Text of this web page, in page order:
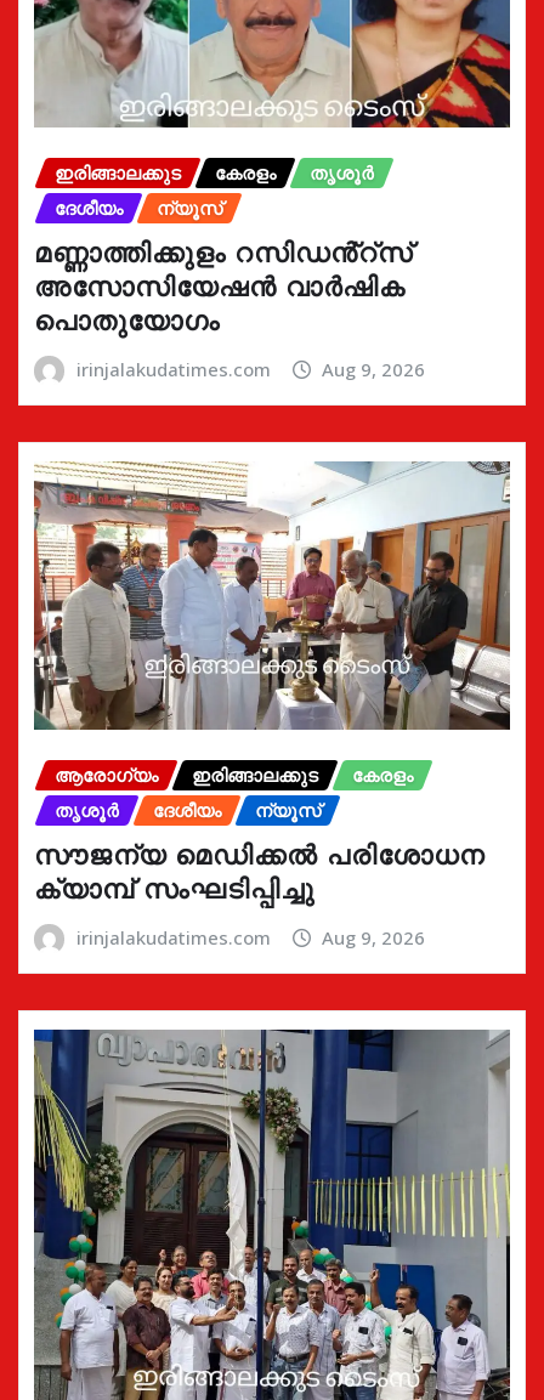
ഇരിങ്ങാലക്കുട കേരളം
തൃശൂർ
ദേശീയം
ന്യൂസ്
മണ്ണാത്തിക്കുളം റസിഡൻ്റ്സ്
അസോസിയേഷൻ വാർഷിക
പൊതുയോഗം
irinjalakudatimes.com Aug 9, 2026
ആരോഗ്യം ഇരിങ്ങാലക്കുട
കേരളം
തൃശൂർ
ദേശീയം ന്യൂസ്
സൗജന്യ മെഡിക്കൽ പരിശോധന
ക്യാമ്പ് സംഘടിപ്പിച്ചു
irinjalakudatimes.com Aug 9, 2026